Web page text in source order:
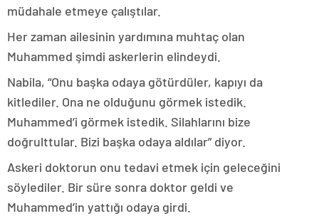
müdahale etmeye çalıştılar.
Her zaman ailesinin yardımına muhtaç olan
Muhammed şimdi askerlerin elindeydi.
Nabila, “Onu başka odaya götürdüler, kapıyı da
kitlediler. Ona ne olduğunu görmek istedik.
Muhammed’i görmek istedik. Silahlarını bize
doğrulttular. Bizi başka odaya aldılar” diyor.
Askeri doktorun onu tedavi etmek için geleceğini
söylediler. Bir süre sonra doktor geldi ve
Muhammed’in yattığı odaya girdi.